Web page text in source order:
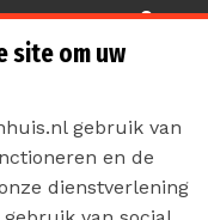
in
site om uw
gebruik van
en de
dienstverlening